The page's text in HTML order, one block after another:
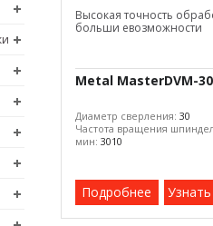
Высокая точность
больши евозможности
Metal MasterDVM-30
Диаметр сверления: 30
Частота вращения
мин: 3010
Подробнее